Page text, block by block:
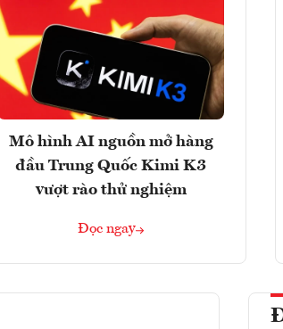
Mô hình AI nguồn mở hàng
đầu Trung Quốc Kimi K3
vượt rào thử nghiệm
Đọc ngay